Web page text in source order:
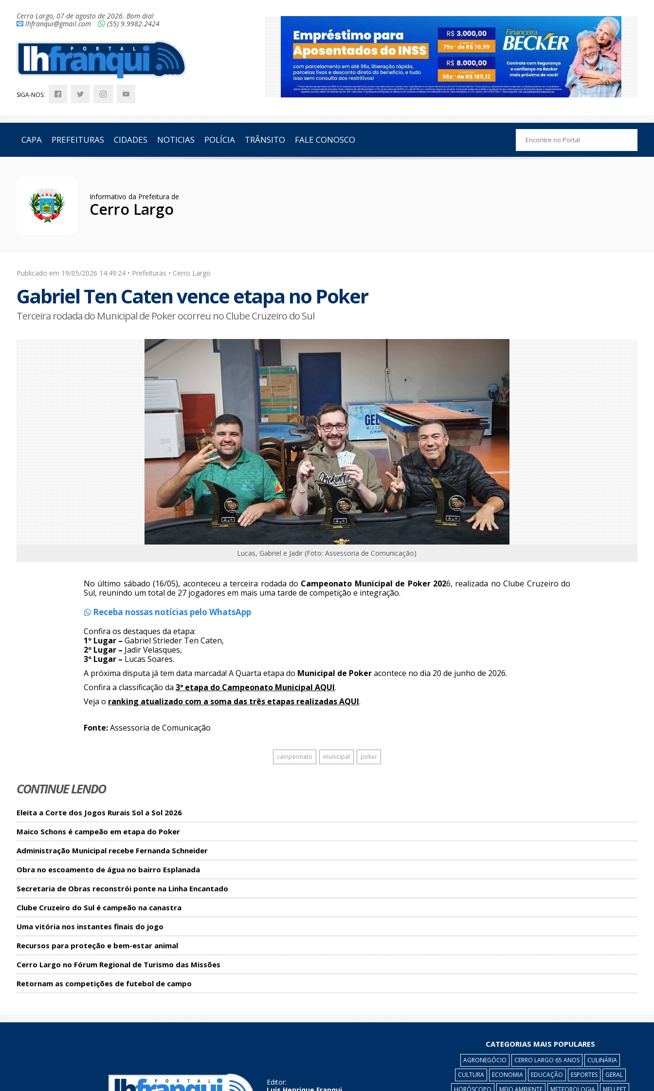
Cerro Largo, 07 de agosto de 2026. Bom dia!
lhfranqui@gmail.com
(55) 9.9982.2424
SIGA-NOS:
CAPA PREFEITURAS CIDADES NOTICIAS POLÍCIA TRÂNSITO FALE CONOSCO
Informativo da Prefeitura de
Cerro Largo
Publicado em 19/05/2026 14:49:24 • Prefeituras • Cerro Largo
Gabriel Ten Caten vence etapa no Poker
Terceira rodada do Municipal de Poker ocorreu no Clube Cruzeiro do Sul
Lucas, Gabriel e Jadir (Foto: Assessoria de Comunicação)
No último sábado (16/05), aconteceu a terceira rodada do Campeonato Municipal de Poker 2026, realizada no Clube Cruzeiro do
Sul, reunindo um total de 27 jogadores em mais uma tarde de competição e integração.
Receba nossas notícias pelo WhatsApp
Confira os destaques da etapa:
1º Lugar – Gabriel Strieder Ten Caten,
2º Lugar – Jadir Velasques,
3º Lugar – Lucas Soares.
A próxima disputa já tem data marcada! A Quarta etapa do Municipal de Pokeracontece no dia 20 de junho de 2026.
Confira a classificação da 3ª etapa do Campeonato Municipal AQUI.
Veja o ranking atualizado com a soma das três etapas realizadas AQUI.
Fonte:Assessoria de Comunicação
campeonato municipal poker
CONTINUE LENDO
Eleita a Corte dos Jogos Rurais Sol a Sol 2026
Maico Schons é campeão em etapa do Poker
Administração Municipal recebe Fernanda Schneider
Obra no escoamento de água no bairro Esplanada
Secretaria de Obras reconstrói ponte na Linha Encantado
Clube Cruzeiro do Sul é campeão na canastra
Uma vitória nos instantes finais do jogo
Recursos para proteção e bem-estar animal
Cerro Largo no Fórum Regional de Turismo das Missões
Retornam as competições de futebol de campo
Editor:
CATEGORIAS MAIS POPULARES
AGRONEGÓCIO CERRO LARGO 65 ANOS
CULINÁRIA
CULTURA
ECONOMIA EDUCAÇÃO ESPORTES
GERAL
HORÓSCOPO
MEIO AMBIENTE METEOROLOGIA MEU PET